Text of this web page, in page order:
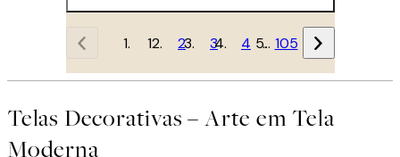
1 2 3 4 … 105
Telas Decorativas – Arte em Tela
Moderna